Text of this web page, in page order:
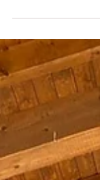
mobilisation
départemental. En lien avec la vigilance rouge et
au regard du degré
végétation, le
degré de danger
au risque feu de
préfecture de la